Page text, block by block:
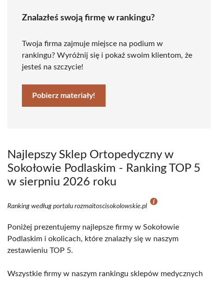
Znalazłeś swoją firmę w rankingu?
Twoja firma zajmuje miejsce na podium w
rankingu? Wyróżnij się i pokaż swoim klientom, że
jesteś na szczycie!
Pobierz materiały!
Najlepszy Sklep Ortopedyczny w
Sokołowie Podlaskim - Ranking TOP 5
w sierpniu 2026 roku
Ranking według portalu rozmaitoscisokolowskie.pl
Poniżej prezentujemy najlepsze firmy w Sokołowie
Podlaskim i okolicach, które znalazły się w naszym
zestawieniu TOP 5.
Wszystkie firmy w naszym rankingu sklepów medycznych